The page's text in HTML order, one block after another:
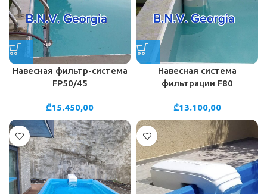
Навесная фильтр-система
FP50/45
₾15.450,00
Навесная система
фильтрации F80
₾13.100,00